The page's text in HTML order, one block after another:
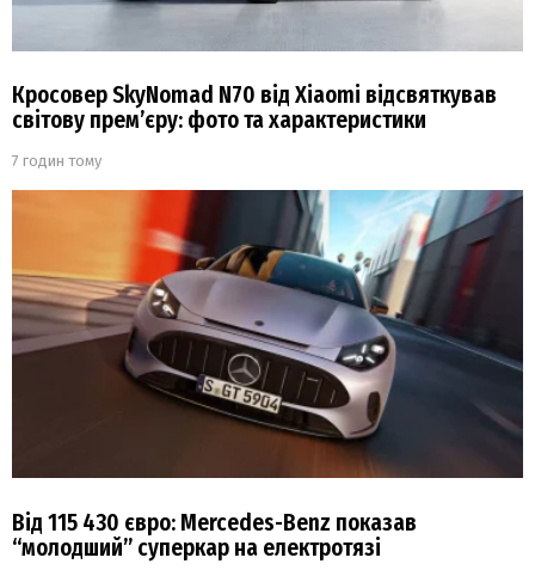
Кросовер SkyNomad N70 від Xiaomi відсвяткував
світову прем’єру: фото та характеристики
7 годин тому
Від 115 430 євро: Mercedes-Benz показав
“молодший” суперкар на електротязі